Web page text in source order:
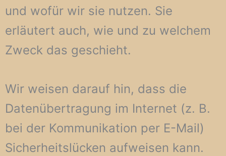
und wofür wir sie nutzen. Sie
erläutert auch, wie und zu welchem
Zweck das geschieht.
Wir weisen darauf hin, dass die
Datenübertragung im Internet (z. B.
bei der Kommunikation per E-Mail)
Sicherheitslücken aufweisen kann.